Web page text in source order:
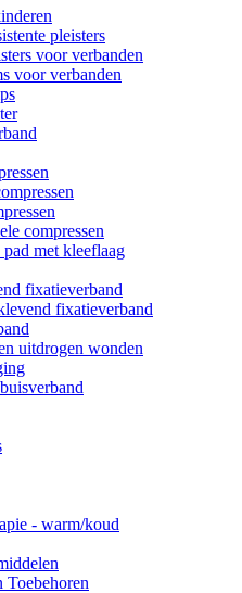
pleisters
voor verbanden
voor verbanden
compressen
pad met kleeflaag
fixatieverband
fixatieverband
uitdrogen wonden
- warm/koud
Toebehoren